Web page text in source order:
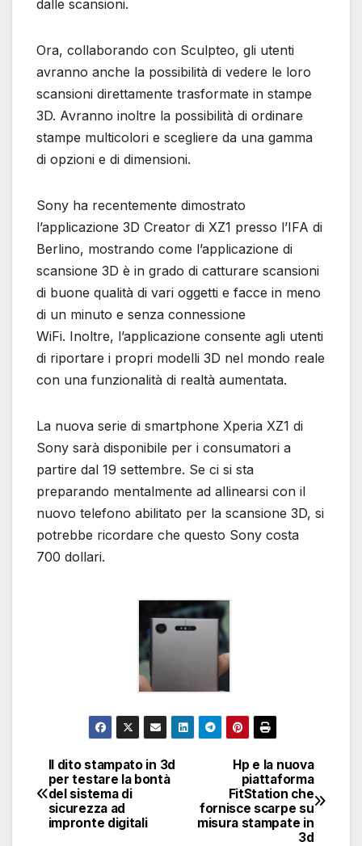
dalle scansioni.
Ora, collaborando con Sculpteo, gli utenti
avranno anche la possibilità di vedere le loro
scansioni direttamente trasformate in stampe
3D. Avranno inoltre la possibilità di ordinare
stampe multicolori e scegliere da una gamma
di opzioni e di dimensioni.
Sony ha recentemente dimostrato
l’applicazione 3D Creator di XZ1 presso l’IFA di
Berlino, mostrando come l’applicazione di
scansione 3D è in grado di catturare scansioni
di buone qualità di vari oggetti e facce in meno
di un minuto e senza connessione
WiFi. Inoltre, l’applicazione consente agli utenti
di riportare i propri modelli 3D nel mondo reale
con una funzionalità di realtà aumentata.
La nuova serie di smartphone Xperia XZ1 di
Sony sarà disponibile per i consumatori a
partire dal 19 settembre. Se ci si sta
preparando mentalmente ad allinearsi con il
nuovo telefono abilitato per la scansione 3D, si
potrebbe ricordare che questo Sony costa
700 dollari.
Navigazione
articoli
Hp e la nuova
piattaforma
FitStation che
fornisce scarpe su
misura stampate in
3d
Il dito stampato in 3d
per testare la bontà
del sistema di
sicurezza ad
impronte digitali